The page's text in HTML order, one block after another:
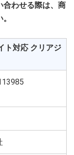
合わせる際は、商
ト対応 クリアジ